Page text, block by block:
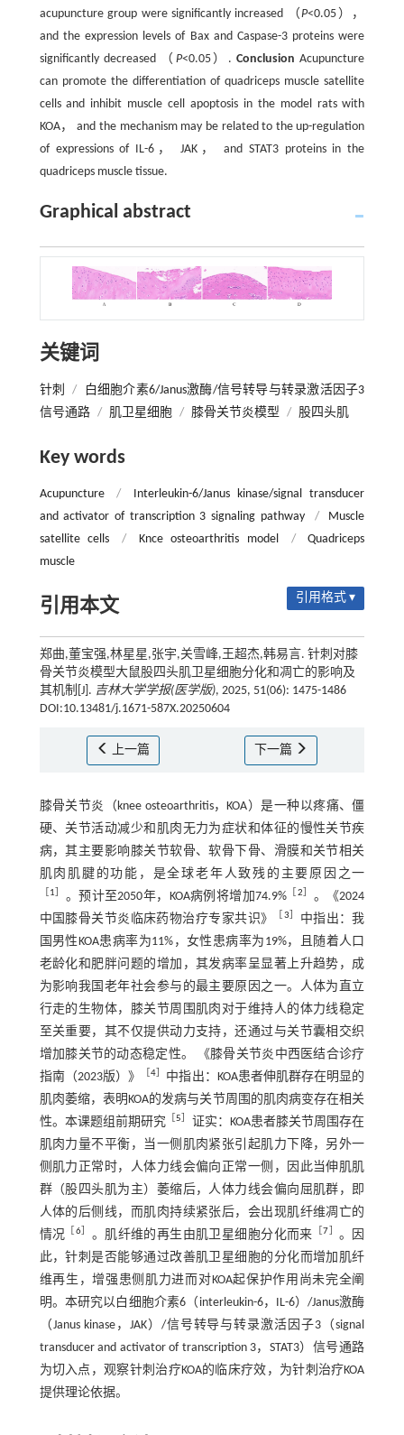
acupuncture group were significantly increased （P<0.05），
and the expression levels of Bax and Caspase-3 proteins were
significantly decreased （ P<0.05）. Conclusion Acupuncture
can promote the differentiation of quadriceps muscle satellite
cells and inhibit muscle cell apoptosis in the model rats with
KOA， and the mechanism may be related to the up-regulation
of expressions of IL-6， JAK， and STAT3 proteins in the
quadriceps muscle tissue.
Graphical abstract
关键词
针刺 /
白细胞介素6/Janus激酶/信号转导与转录激活因子3
信号通路 / 肌卫星细胞 / 膝骨关节炎模型 / 股四头肌
Key words
Acupuncture /
Interleukin-6/Janus kinase/signal transducer
and activator of transcription 3 signaling pathway
/
Muscle
satellite cells
/ Knce osteoarthritis model /
Quadriceps
muscle
引用本文 引用格式 ▾
郑曲,董宝强,林星星,张宇,关雪峰,王超杰,韩易言. 针刺对膝
骨关节炎模型大鼠股四头肌卫星细胞分化和凋亡的影响及
其机制[J]. 吉林大学学报(医学版), 2025, 51(06): 1475-1486
DOI:10.13481/j.1671-587X.20250604
上一篇 下一篇
膝骨关节炎（knee osteoarthritis，KOA）是一种以疼痛、僵
硬、关节活动减少和肌肉无力为症状和体征的慢性关节疾
病，其主要影响膝关节软骨、软骨下骨、滑膜和关节相关
肌肉肌腱的功能，是全球老年人致残的主要原因之一
1 。预计至2050年，KOA病例将增加74.9% 2
。《2024
中国膝骨关节炎临床药物治疗专家共识》
3
中指出：我
国男性KOA患病率为11%，女性患病率为19%，且随着人口
老龄化和肥胖问题的增加，其发病率呈显著上升趋势，成
为影响我国老年社会参与的最主要原因之一。人体为直立
行走的生物体，膝关节周围肌肉对于维持人的体力线稳定
至关重要，其不仅提供动力支持，还通过与关节囊相交织
增加膝关节的动态稳定性。 《膝骨关节炎中西医结合诊疗
指南（2023版）》
［4
中指出：KOA患者伸肌群存在明显的
肌肉萎缩，表明KOA的发病与关节周围的肌肉病变存在相关
性。本课题组前期研究 ［5
证实：KOA患者膝关节周围存在
肌肉力量不平衡，当一侧肌肉紧张引起肌力下降，另外一
侧肌力正常时，人体力线会偏向正常一侧，因此当伸肌肌
群（股四头肌为主）萎缩后，人体力线会偏向屈肌群，即
人体的后侧线，而肌肉持续紧张后，会出现肌纤维凋亡的
情况
6］ 。肌纤维的再生由肌卫星细胞分化而来 ［7
。因
此，针刺是否能够通过改善肌卫星细胞的分化而增加肌纤
维再生，增强患侧肌力进而对KOA起保护作用尚未完全阐
明。本研究以白细胞介素6（interleukin-6，IL-6）/Janus激酶
（Janus kinase，JAK）/信号转导与转录激活因子3（signal
transducer and activator of transcription 3，STAT3）信号通路
为切入点，观察针刺治疗KOA的临床疗效，为针刺治疗KOA
提供理论依据。